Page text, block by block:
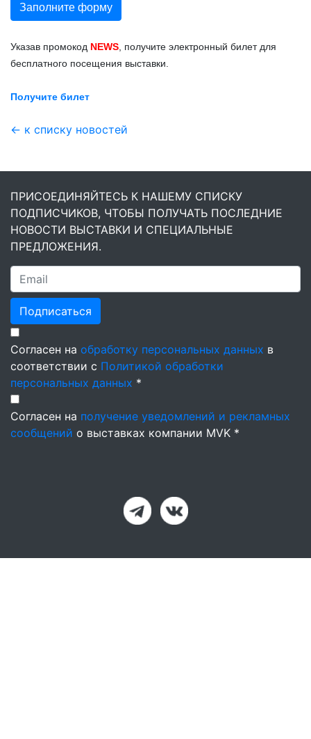
Заполните форму
Указав промокод NEWS , получите электронный билет для
бесплатного посещения выставки.
Получите билет
← к списку новостей
ПРИСОЕДИНЯЙТЕСЬ К НАШЕМУ СПИСКУ
ПОДПИСЧИКОВ, ЧТОБЫ ПОЛУЧАТЬ ПОСЛЕДНИЕ
НОВОСТИ ВЫСТАВКИ И СПЕЦИАЛЬНЫЕ
ПРЕДЛОЖЕНИЯ.
Подписаться
Согласен на обработку персональных данных в
соответствии с Политикой обработки
персональных данных *
Согласен на получение уведомлений и рекламных
сообщений о выставках компании MVK *